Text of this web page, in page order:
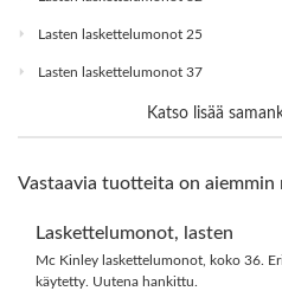
Lasten laskettelumonot 25
Lasten laskettelumonot 37
Katso lisää
Vastaavia tuotteita on
Laskettelumonot, lasten
Mc Kinley laskettelumonot, koko 36.
käytetty. Uutena hankittu.